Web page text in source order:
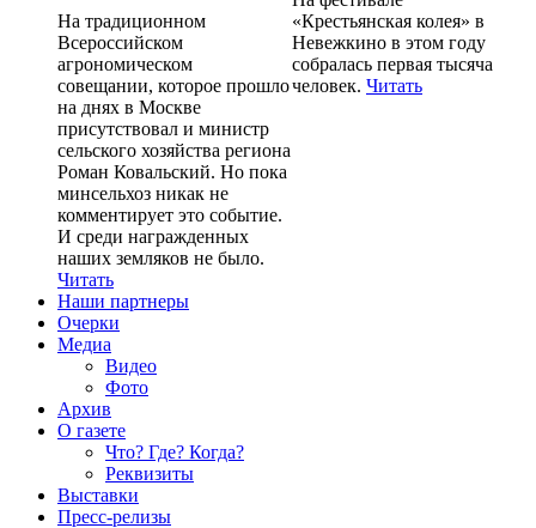
«Крестьянская колея» в
Невежкино в этом году
собралась первая тысяча
человек. Читать
На традиционном
Всероссийском
агрономическом
совещании, которое прошло
на днях в Москве
присутствовал и министр
сельского хозяйства региона
Роман Ковальский. Но пока
минсельхоз никак не
комментирует это событие.
И среди награжденных
наших земляков не было.
Читать
Наши партнеры
Очерки
Медиа
Видео
Фото
Архив
О газете
Что? Где? Когда?
Реквизиты
Выставки
Пресс-релизы